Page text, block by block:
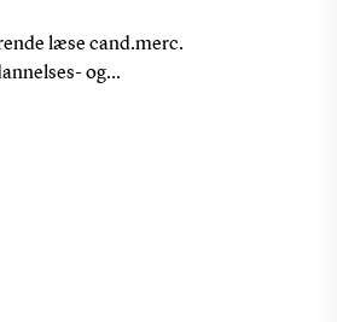
læse cand.merc.
og
yderligere.